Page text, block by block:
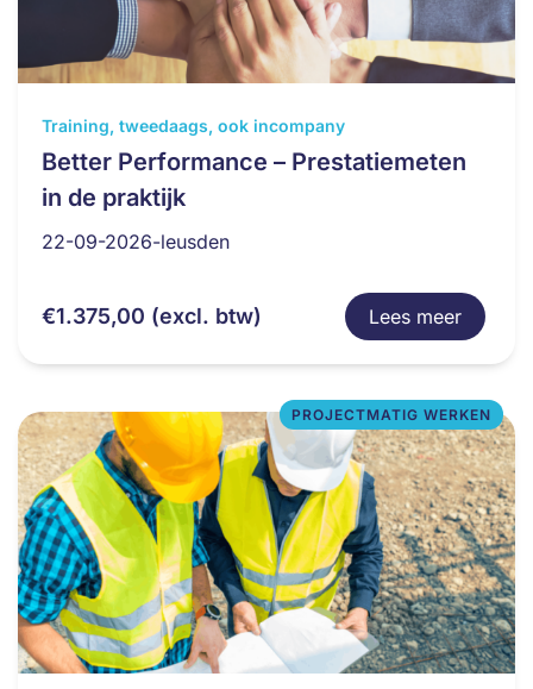
Training, tweedaags, ook incompany
Better Performance – Prestatiemeten
in de praktijk
22-09-2026-leusden
€1.375,00 (excl. btw) Lees meer
Dit
product
heeft
meerdere
variaties.
kan
op
de
productpagina
PROJECTMATIG WERKEN